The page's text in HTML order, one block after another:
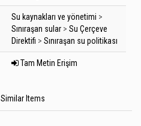
Su kaynakları ve yönetimi >
Sınıraşan sular > Su Çerçeve
Direktifi > Sınıraşan su politikası
Tam Metin Erişim
Similar Items